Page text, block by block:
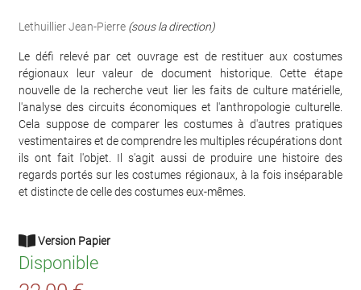
Lethuillier Jean-Pierre (sous la direction)
Le défi relevé par cet ouvrage est de restituer aux costumes
régionaux leur valeur de document historique. Cette étape
nouvelle de la recherche veut lier les faits de culture matérielle,
l'analyse des circuits économiques et l'anthropologie culturelle.
Cela suppose de comparer les costumes à d'autres pratiques
vestimentaires et de comprendre les multiples récupérations dont
ils ont fait l'objet. Il s'agit aussi de produire une histoire des
regards portés sur les costumes régionaux, à la fois inséparable
et distincte de celle des costumes eux-mêmes.
Version Papier
Disponible